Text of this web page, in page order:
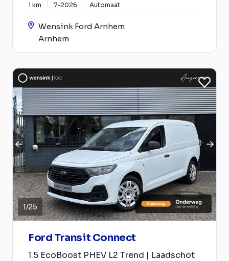
1 km 7-2026 Automaat
Wensink Ford Arnhem
Arnhem
1/25
Ford Transit Connect
1.5 EcoBoost PHEV L2 Trend | Laadschot